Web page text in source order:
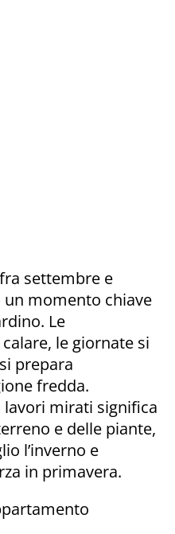
settembre e
momento chiave
Le
le giornate si
prepara
fredda.
mirati significa
e delle piante,
l’inverno e
in primavera.